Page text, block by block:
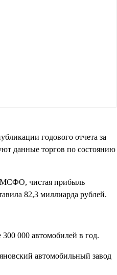
годового отчета за
данные торгов по состоянию
МСФО, чистая прибыль
82,3 миллиарда рублей.
000 автомобилей в год.
автомобильный завод